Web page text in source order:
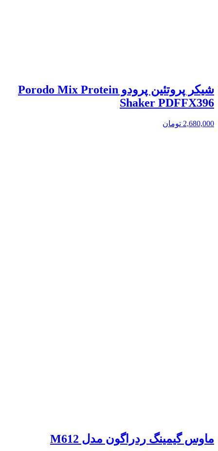
شیکر پروتئین پرودو Porodo Mix Protein
Shaker PDFFX396
2,680,000 تومان
ماوس گیمینگ ردراگون مدل M612